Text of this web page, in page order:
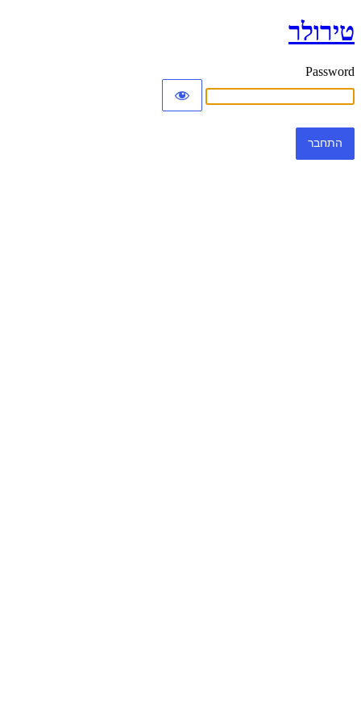
טירולר
Password